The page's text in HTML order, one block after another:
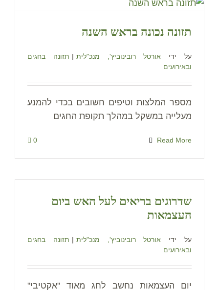
תזונה נכונה בראש השנה
על ידי אורטל רובינוביץ', מנכ"לית | תזונה בחגים
ובאירועים
מספר המלצות וטיפים חשובים בכדי להמנע
מעלייה במשקל במהלך תקופת החגים
Read More
0
שדרוגים בריאים לעל האש ביום
העצמאות
על ידי אורטל רובינוביץ', מנכ"לית | תזונה בחגים
ובאירועים
יום העצמאות נחשב לחג מאוד "אקטיבי"